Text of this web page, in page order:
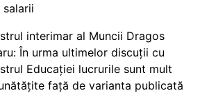
salarii
interimar al Muncii Dragos
În urma ultimelor discuții cu
Educației lucrurile sunt mult
față de varianta publicată